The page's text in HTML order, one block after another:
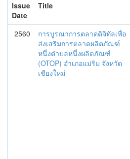
Issue
Date
Title
2560
การบูรณาการตลาดดิจิทัลเพื่อ
ส่งเสริมการตลาดผลิตภัณฑ์
หนึ่งตำบลหนึ่งผลิตภัณฑ์
(OTOP) อำเภอแม่ริม จังหวัด
เชียงใหม่